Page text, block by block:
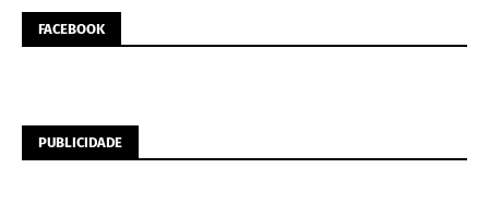
FACEBOOK
PUBLICIDADE